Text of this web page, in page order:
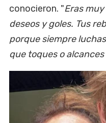
conocieron. "Eras
deseos y goles. Tus
porque siempre
que toques o